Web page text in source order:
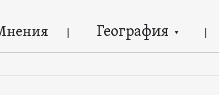
География